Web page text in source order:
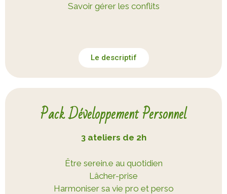
Savoir gérer les conflits
Le descriptif
Pack Développement Personnel
3 ateliers de 2h
Être serein.e au quotidien
Lâcher-prise
Harmoniser sa vie pro et perso